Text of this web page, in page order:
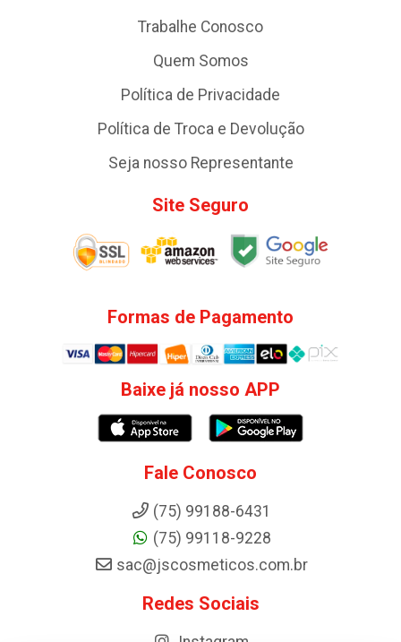
Trabalhe Conosco
Quem Somos
Política de Privacidade
Política de Troca e Devolução
Seja nosso Representante
Site Seguro
Formas de Pagamento
Baixe já nosso APP
Fale Conosco
(75) 99188-6431
(75) 99118-9228
sac@jscosmeticos.com.br
Redes Sociais